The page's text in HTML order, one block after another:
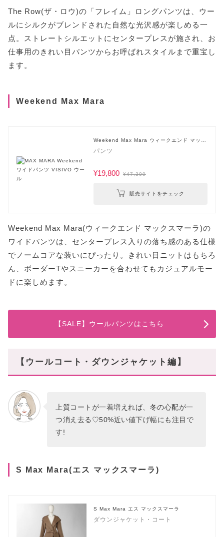
The Row(ザ・ロウ)の「フレイム」ロングパンツは、ウー
ルにシルクがブレンドされた自然な光沢感が楽しめる一
点。ストレートシルエットにセンタープレスが施され、お
仕事用のきれい目パンツからお呼ばれスタイルまで重宝し
ます。
Weekend Max Mara
Weekend Max Mara ウィークエンド マック
スマーラ
パンツ
¥19,800 ¥47,300
販売サイトをチェック
Weekend Max Mara(ウィークエンド マックスマーラ)の
ワイドパンツは、センタープレス入りの落ち感のある仕様
でノームコアな装いにぴったり。きれい目ニットはもちろ
ん、ボーダーTやスニーカーを合わせてもカジュアルモー
ドに楽しめます。
【SALE】ウールパンツはこちら
【ウールコート・ダウンジャケット編】
上質コートが一着増えれば、冬の心配が一
つ消え去る♡50%近い値下げ幅にも注目で
す!
S Max Mara(エス マックスマーラ)
S Max Mara エス マックスマーラ
ダウンジャケット・コート